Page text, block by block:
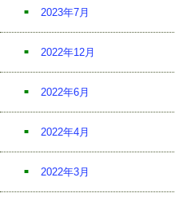
2023年7月
2022年12月
2022年6月
2022年4月
2022年3月